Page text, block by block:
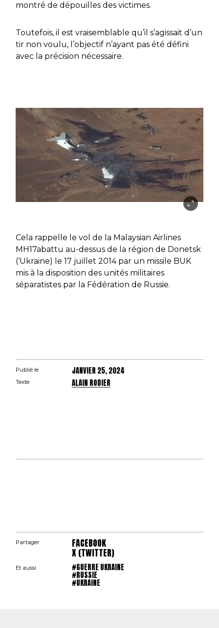
montré de dépouilles des victimes.
Toutefois, il est vraisemblable qu’il s’agissait d’un
tir non voulu, l’objectif n’ayant pas été défini
avec la précision nécessaire.
Cela rappelle le vol de la Malaysian Airlines
MH17abattu au-dessus de la région de Donetsk
(‘Ukraine) le 17 juillet 2014 par un missile BUK
mis à la disposition des unités militaires
séparatistes par la Fédération de Russie.
Publié le JANVIER 25, 2024
Texte ALAIN RODIER
Partager FACEBOOK
X (TWITTER)
Et aussi #GUERRE UKRAINE
#RUSSIE
#UKRAINE